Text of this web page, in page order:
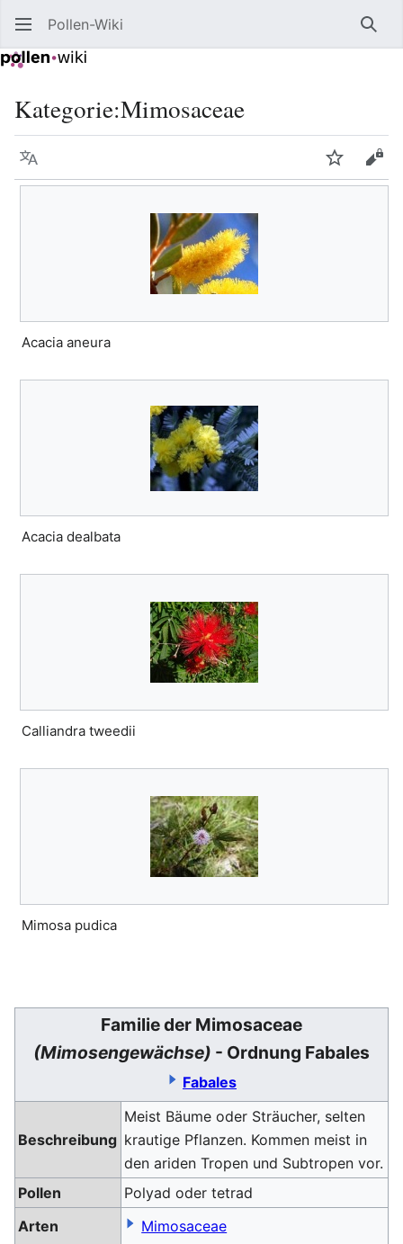
Pollen-Wiki
Kategorie:Mimosaceae
Sprache
Acacia aneura
Acacia dealbata
Calliandra tweedii
Mimosa pudica
Familie der Mimosaceae
(Mimosengewächse) - Ordnung Fabales
Fabales
Beschreibung
Meist Bäume oder Sträucher, selten
krautige Pflanzen. Kommen meist in
den ariden Tropen und Subtropen vor.
Pollen
Polyad oder tetrad
Arten
Mimosaceae